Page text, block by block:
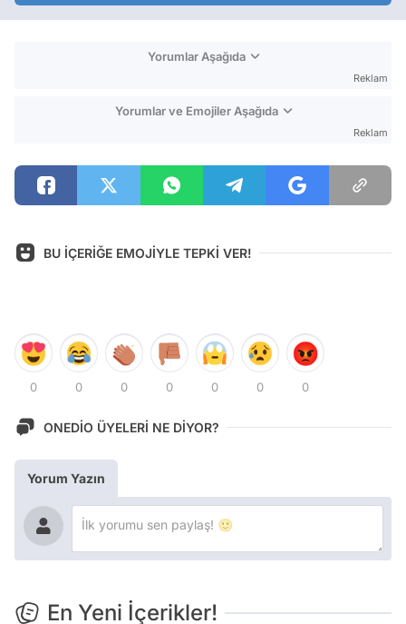
Yorumlar Aşağıda
Reklam
Yorumlar ve Emojiler Aşağıda
Reklam
BU İÇERİĞE EMOJİYLE TEPKİ VER!
0 0 0 0 0 0 0
ONEDİO ÜYELERİ NE DİYOR?
Yorum Yazın
En Yeni İçerikler!